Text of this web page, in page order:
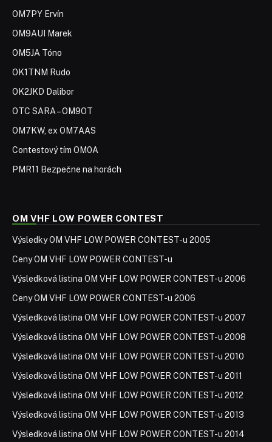
OM7PY Ervín
OM9AUI Marek
OM5JA Tóno
OK1TNM Rudo
OK2JKD Dalibor
OTC SARA – OM9OT
OM7KW, ex OM7AAS
Contestový tím OM0A
PMR11 Bezpečne na horách
OM VHF LOW POWER CONTEST
Výsledky OM VHF LOW POWER CONTEST-u 2005
Ceny OM VHF LOW POWER CONTEST-u
Výsledková listina OM VHF LOW POWER CONTEST-u 2006
Ceny OM VHF LOW POWER CONTEST-u 2006
Výsledková listina OM VHF LOW POWER CONTEST-u 2007
Výsledková listina OM VHF LOW POWER CONTEST-u 2008
Výsledková listina OM VHF LOW POWER CONTEST-u 2010
Výsledková listina OM VHF LOW POWER CONTEST-u 2011
Výsledková listina OM VHF LOW POWER CONTEST-u 2012
Výsledková listina OM VHF LOW POWER CONTEST-u 2013
Výsledková listina OM VHF LOW POWER CONTEST-u 2014